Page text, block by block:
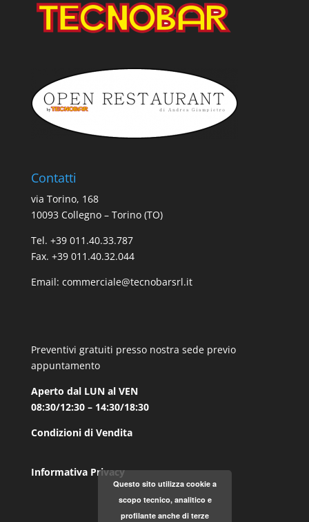
Contatti
via Torino, 168
10093 Collegno – Torino (TO)
Tel. +39 011.40.33.787
Fax. +39 011.40.32.044
Email: commerciale@tecnobarsrl.it
Preventivi gratuiti presso nostra sede previo
appuntamento
Aperto dal LUN al VEN
08:30/12:30 – 14:30/18:30
Condizioni di Vendita
Informativa Privacy
Questo sito utilizza cookie a
scopo tecnico, analitico e
profilante anche di terze